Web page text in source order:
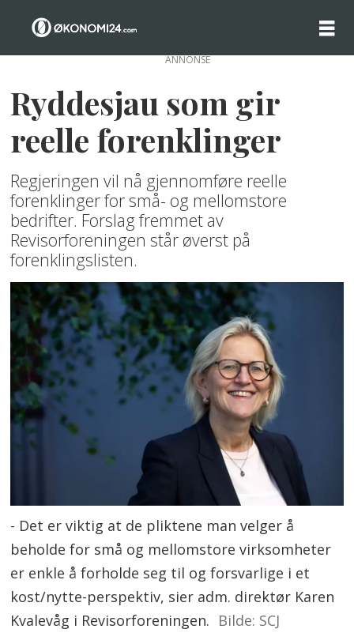
ANNONSE
Ryddesjau som gir
reelle forenklinger
Regjeringen vil nå gjennomføre reelle
forenklinger for små- og mellomstore
bedrifter. Forslag fremmet av
Revisorforeningen står øverst på
forenklingslisten.
- Det er viktig at de pliktene man velger å
beholde for små og mellomstore virksomheter
er enkle å forholde seg til og forsvarlige i et
kost/nytte-perspektiv, sier adm. direktør Karen
Kvalevåg i Revisorforeningen.
SCJ